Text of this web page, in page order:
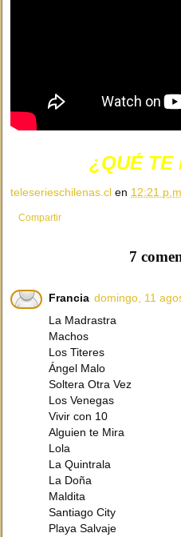
¿QUÉ TE
teleserieschilenas.cl en 12:21 p.m.
Compartir
7
Francia domingo, 11
La Madrastra
Machos
Los Titeres
Ángel Malo
Soltera Otra Vez
Los Venegas
Vivir con 10
Alguien te Mira
Lola
La Quintrala
La Doña
Maldita
Santiago City
Playa Salvaje